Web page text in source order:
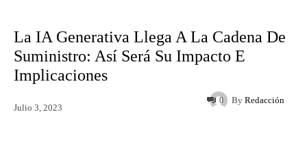
La IA Generativa Llega A La Cadena De
Suministro: Así Será Su Impacto E
Implicaciones
By Redacción
Julio 3, 2023
0